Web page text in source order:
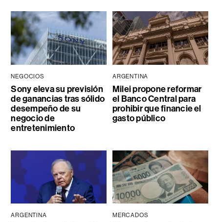
NEGOCIOS
Sony eleva su previsión
de ganancias tras sólido
desempeño de su
negocio de
entretenimiento
ARGENTINA
Milei propone reformar
el Banco Central para
prohibir que financie el
gasto público
ARGENTINA MERCADOS